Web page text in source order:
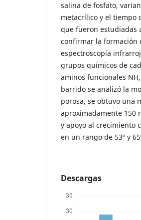
salina de fosfato,
metacrílico y el tiempo
que fueron estudiadas
confirmar la formación
espectroscopía
grupos químicos de
aminos funcionales
barrido se analizó la
porosa, se obtuvo una
aproximadamente 150
y apoyo al crecimiento
en un rango de 53º y
Descargas